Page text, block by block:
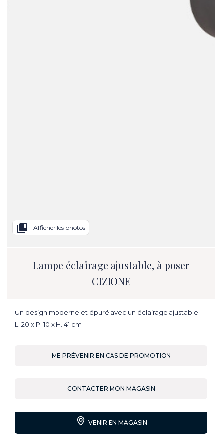
collections_bookmark Afficher les photos
Lampe éclairage ajustable, à poser
CIZIONE
Un design moderne et épuré avec un éclairage ajustable.
L. 20 x P. 10 x H. 41 cm
ME PRÉVENIR EN CAS DE PROMOTION
CONTACTER MON MAGASIN
VENIR EN MAGASIN